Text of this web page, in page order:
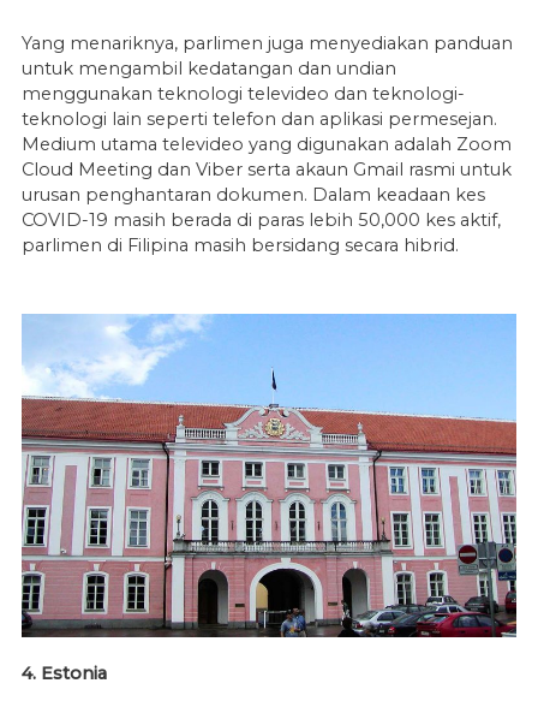
Yang menariknya, parlimen juga menyediakan panduan
untuk mengambil kedatangan dan undian
menggunakan teknologi televideo dan teknologi-
teknologi lain seperti telefon dan aplikasi permesejan.
Medium utama televideo yang digunakan adalah Zoom
Cloud Meeting dan Viber serta akaun Gmail rasmi untuk
urusan penghantaran dokumen. Dalam keadaan kes
COVID-19 masih berada di paras lebih 50,000 kes aktif,
parlimen di Filipina masih bersidang secara hibrid.
4. Estonia